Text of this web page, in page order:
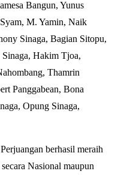
Bangun, Yunus
M. Yamin, Naik
Sinaga, Bagian Sitopu,
Hakim Tjoa,
Thamrin
Panggabean, Bona
Opung Sinaga,
berhasil meraih
Nasional maupun